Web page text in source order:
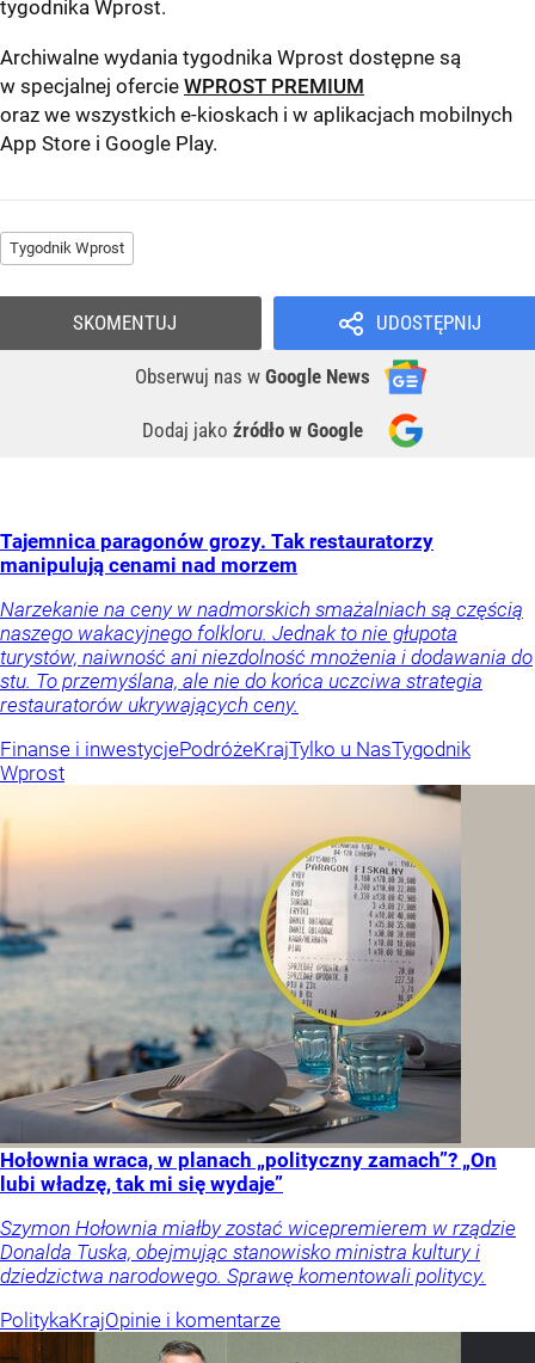
tygodnika Wprost.
Archiwalne wydania tygodnika Wprost dostępne są
w specjalnej ofercie WPROST PREMIUM
oraz we wszystkich e-kioskach i w aplikacjach mobilnych
App Store i Google Play.
Tygodnik Wprost
UDOSTĘPNIJ
Obserwuj nas w Google News
Dodaj jako źródło w Google
SKOMENTUJ
Tajemnica paragonów grozy. Tak restauratorzy
manipulują cenami nad morzem
Narzekanie na ceny w nadmorskich smażalniach są częścią
naszego wakacyjnego folkloru. Jednak to nie głupota
turystów, naiwność ani niezdolność mnożenia i dodawania do
stu. To przemyślana, ale nie do końca uczciwa strategia
restauratorów ukrywających ceny.
Finanse i inwestycjePodróżeKrajTylko u NasTygodnik
Wprost
Hołownia wraca, w planach „polityczny zamach”? „On
lubi władzę, tak mi się wydaje”
Szymon Hołownia miałby zostać wicepremierem w rządzie
Donalda Tuska, obejmując stanowisko ministra kultury i
dziedzictwa narodowego. Sprawę komentowali politycy.
PolitykaKrajOpinie i komentarze